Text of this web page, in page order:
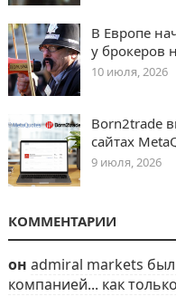
В Европе
у брокеров
10 июля, 2026
Born2trade
сайтах
9 июля, 2026
КОММЕНТАРИИ
он admiral markets
компанией... как